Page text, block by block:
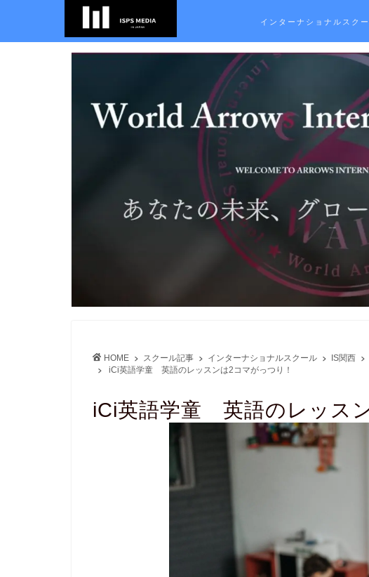
インターナショナルスク
HOME スクール記事 インターナショナルスクール IS関西
iCi英語学童 英語のレッスンは2コマがっつり！
iCi英語学童 英語のレッス